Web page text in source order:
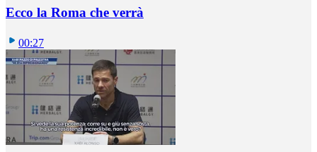
Ecco la Roma che verrà
00:27